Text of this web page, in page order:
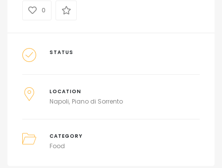
0
STATUS
LOCATION
Napoli Piano di Sorrento
CATEGORY
Food